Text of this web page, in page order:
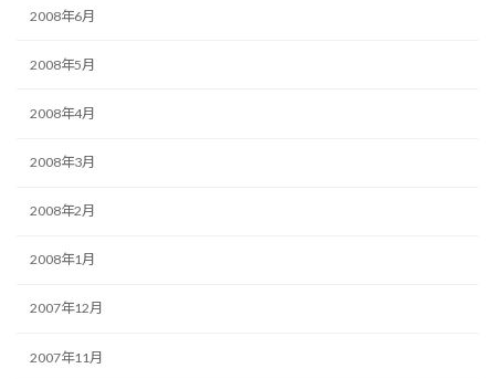
2008年6月
2008年5月
2008年4月
2008年3月
2008年2月
2008年1月
2007年12月
2007年11月